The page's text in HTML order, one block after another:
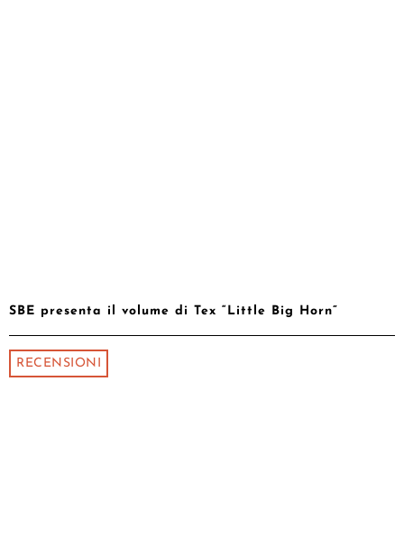
SBE presenta il volume di Tex “Little Big Horn”
RECENSIONI